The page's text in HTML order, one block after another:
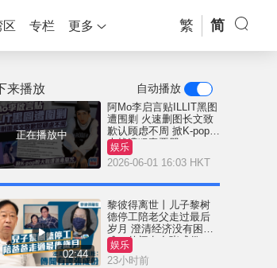
区 专栏 更多 繁 简
来播放 自动播放
正在播放中
阿Mo李启言贴ILLIT黑图
遭围剿 火速删图长文致
歉认顾虑不周 掀K-pop粉
大战遭狠毒恶咒
娱乐
2026-06-01 16:03 HKT
02:44
黎彼得离世丨儿子黎树
德停工陪老父走过最后
岁月 澄清经济没有困
难：传闻有夸张成份
娱乐
23小时前